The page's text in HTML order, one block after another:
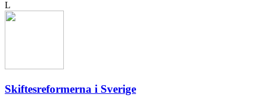
L
Skiftesreformerna i Sverige